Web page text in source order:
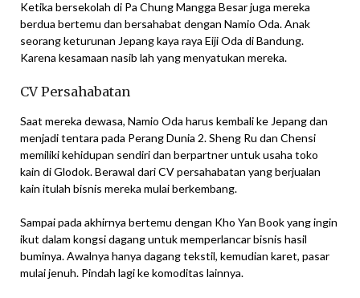
Ketika bersekolah di Pa Chung Mangga Besar juga mereka
berdua bertemu dan bersahabat dengan Namio Oda. Anak
seorang keturunan Jepang kaya raya Eiji Oda di Bandung.
Karena kesamaan nasib lah yang menyatukan mereka.
CV Persahabatan
Saat mereka dewasa, Namio Oda harus kembali ke Jepang dan
menjadi tentara pada Perang Dunia 2. Sheng Ru dan Chensi
memiliki kehidupan sendiri dan berpartner untuk usaha toko
kain di Glodok. Berawal dari CV persahabatan yang berjualan
kain itulah bisnis mereka mulai berkembang.
Sampai pada akhirnya bertemu dengan Kho Yan Book yang ingin
ikut dalam kongsi dagang untuk memperlancar bisnis hasil
buminya. Awalnya hanya dagang tekstil, kemudian karet, pasar
mulai jenuh. Pindah lagi ke komoditas lainnya.